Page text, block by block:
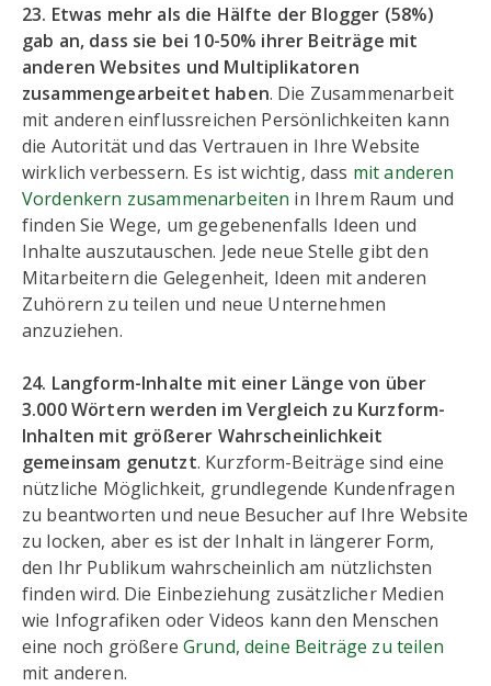
23. Etwas mehr als die Hälfte der Blogger (58%)
gab an, dass sie bei 10-50% ihrer Beiträge mit
anderen Websites und Multiplikatoren
zusammengearbeitet haben. Die Zusammenarbeit
mit anderen einflussreichen Persönlichkeiten kann
die Autorität und das Vertrauen in Ihre Website
wirklich verbessern. Es ist wichtig, dass mit anderen
Vordenkern zusammenarbeiten in Ihrem Raum und
finden Sie Wege, um gegebenenfalls Ideen und
Inhalte auszutauschen. Jede neue Stelle gibt den
Mitarbeitern die Gelegenheit, Ideen mit anderen
Zuhörern zu teilen und neue Unternehmen
anzuziehen.
24. Langform-Inhalte mit einer Länge von über
3.000 Wörtern werden im Vergleich zu Kurzform-
Inhalten mit größerer Wahrscheinlichkeit
gemeinsam genutzt. Kurzform-Beiträge sind eine
nützliche Möglichkeit, grundlegende Kundenfragen
zu beantworten und neue Besucher auf Ihre Website
zu locken, aber es ist der Inhalt in längerer Form,
den Ihr Publikum wahrscheinlich am nützlichsten
finden wird. Die Einbeziehung zusätzlicher Medien
wie Infografiken oder Videos kann den Menschen
eine noch größere Grund, deine Beiträge zu teilen
mit anderen.